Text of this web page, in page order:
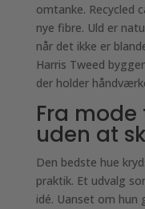
omtanke. Recycled
nye fibre. Uld er
når det ikke er
Harris Tweed
der holder
Fra
uden at
Den bedste hue
praktik. Et udvalg
idé. Uanset om